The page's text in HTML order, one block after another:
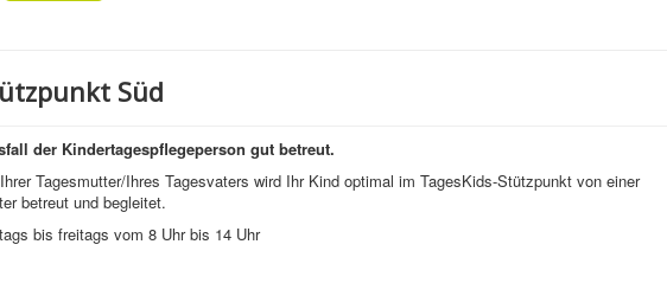
Süd
der Kindertagespflegeperson gut betreut.
Tagesmutter/Ihres Tagesvaters wird Ihr Kind optimal im TagesKids-Stützpunkt von einer
betreut und begleitet.
bis freitags vom 8 Uhr bis 14 Uhr